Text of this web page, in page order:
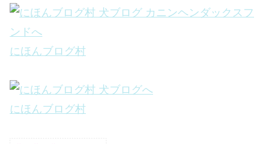
にほんブログ村
にほんブログ村